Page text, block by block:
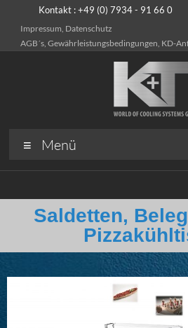
Kontakt : +49 (0) 7934 - 91 66
Impressum, Datenschutz
AGB´s, Gewährleistungsbedingungen, KD-
Menü
Saldetten,